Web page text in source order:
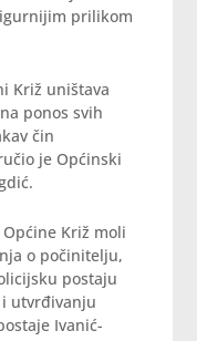
prilikom
Križ uništava
ponos svih
čin
je Općinski
Križ moli
o počinitelju,
postaju
utvrđivanju
Ivanić-